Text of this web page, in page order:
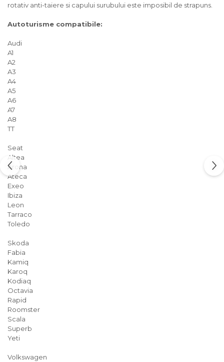
rotativ anti-taiere si capului surubului este imposibil de strapuns.
Autoturisme compatibile:
Audi
A1
A2
A3
A4
A5
A6
A7
A8
TT
Seat
Altea
Arona
Ateca
Exeo
Ibiza
Leon
Tarraco
Toledo
Skoda
Fabia
Kamiq
Karoq
Kodiaq
Octavia
Rapid
Roomster
Scala
Superb
Yeti
Volkswagen